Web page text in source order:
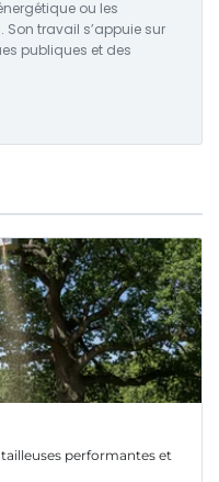
ou les
travail s’appuie sur
publiques et des
performantes et